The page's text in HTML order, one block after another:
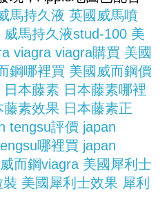
馬持久液 英國威馬噴
威馬持久液stud-100 美
viagra viagra購買 美國
鋼哪裡買 美國威而鋼價
日本藤素 日本藤素哪裡
藤素效果 日本藤素正
tengsu評價 japan
哪裡買 japan
而鋼viagra 美國犀利士
裝 美國犀利士效果 犀利